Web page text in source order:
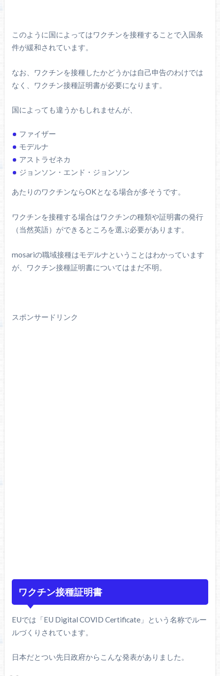
このように国によってはワクチンを接種することで入国条
件が緩和されています。
なお、ワクチンを接種したかどうかは自己申告のわけでは
なく、ワクチン接種証明書が必要になります。
国によっても違うかもしれませんが、
ファイザー
モデルナ
アストラゼネカ
ジョンソン・エンド・ジョンソン
あたりのワクチンならOKとなる場合が多そうです。
ワクチンを接種する場合はワクチンの種類や証明書の発行
（当然英語）ができるところを選ぶ必要があります。
mosariの職域接種はモデルナということはわかっています
が、ワクチン接種証明書についてはまだ不明。
スポンサードリンク
ワクチン接種証明書
EUでは「EU Digital COVID Certificate」という名称でルー
ルづくりされています。
日本だとつい先日政府からこんな発表がありました。